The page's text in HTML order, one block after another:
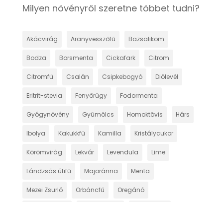
Milyen növényről szeretne többet tudni?
Akácvirág Aranyvesszőfű Bazsalikom
Bodza Borsmenta Cickafark Citrom
Citromfű Csalán Csipkebogyó Diólevél
Eritrit-stevia Fenyőrügy Fodormenta
Gyógynövény Gyümölcs Homoktövis Hárs
Ibolya Kakukkfű Kamilla Kristálycukor
Körömvirág Lekvár Levendula Lime
Lándzsás útifű Majoránna Menta
Mezei Zsurló Orbáncfű Oregánó